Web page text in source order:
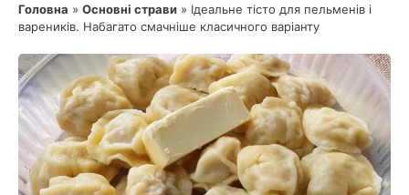
Головна » Основні страви » Ідеальне тісто для пельменів і
вареників. Набагато смачніше класичного варіанту